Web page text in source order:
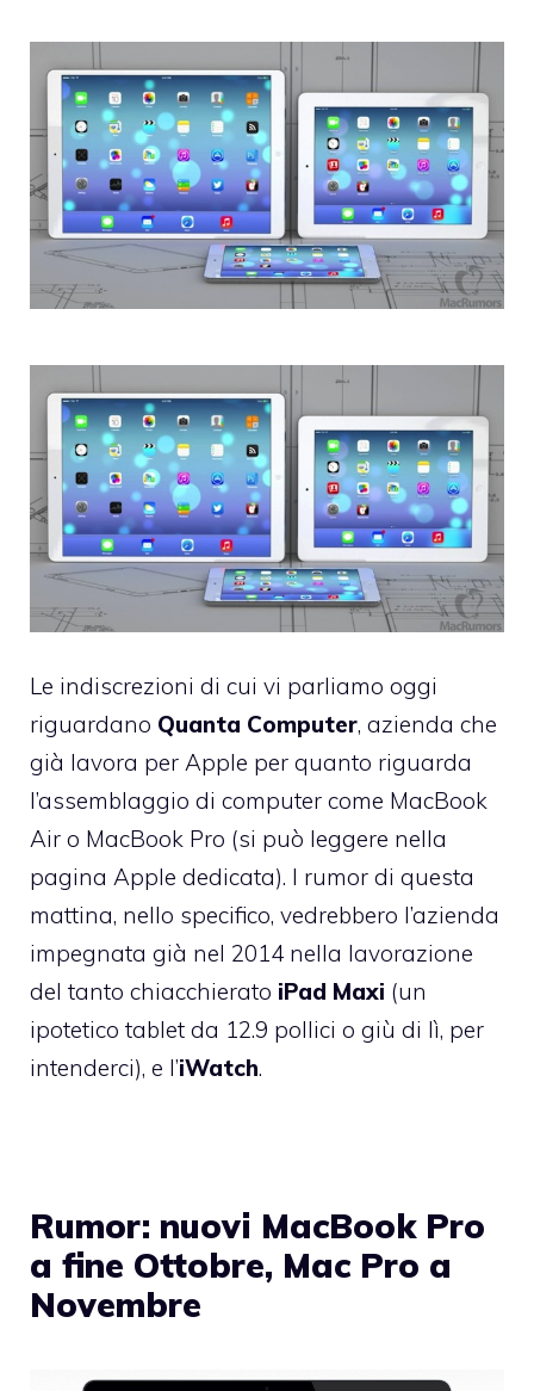
Le indiscrezioni di cui vi parliamo oggi
riguardano Quanta Computer, azienda che
già lavora per Apple per quanto riguarda
l’assemblaggio di computer come MacBook
Air o MacBook Pro (si può leggere nella
pagina Apple dedicata). I rumor di questa
mattina, nello specifico, vedrebbero l’azienda
impegnata già nel 2014 nella lavorazione
del tanto chiacchierato iPad Maxi (un
ipotetico tablet da 12.9 pollici o giù di lì, per
intenderci), e l’iWatch.
Rumor: nuovi MacBook Pro
a fine Ottobre, Mac Pro a
Novembre